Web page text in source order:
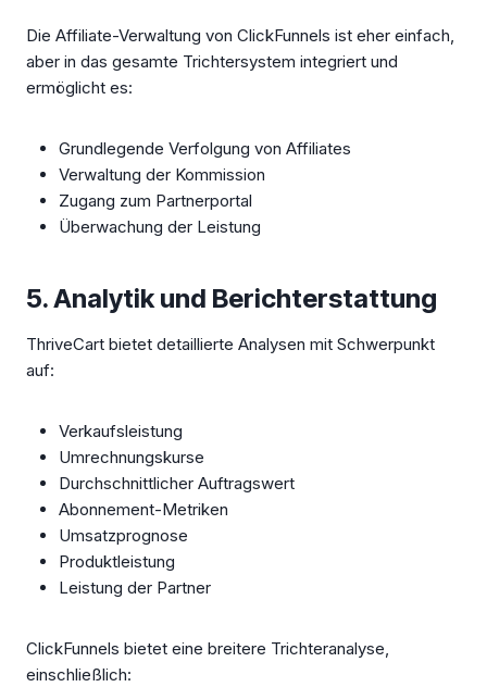
Die Affiliate-Verwaltung von ClickFunnels ist eher einfach,
aber in das gesamte Trichtersystem integriert und
ermöglicht es:
Grundlegende Verfolgung von Affiliates
Verwaltung der Kommission
Zugang zum Partnerportal
Überwachung der Leistung
5. Analytik und Berichterstattung
ThriveCart bietet detaillierte Analysen mit Schwerpunkt
auf:
Verkaufsleistung
Umrechnungskurse
Durchschnittlicher Auftragswert
Abonnement-Metriken
Umsatzprognose
Produktleistung
Leistung der Partner
ClickFunnels bietet eine breitere Trichteranalyse,
einschließlich: